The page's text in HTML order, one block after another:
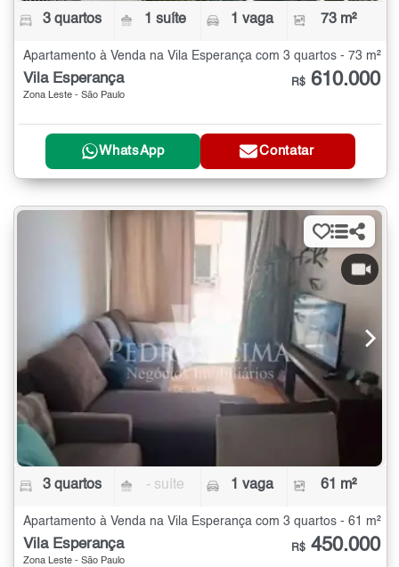
3 quartos 1 suíte 1 vaga 73 m²
Apartamento à Venda na Vila Esperança com 3 quartos - 73 m²
Vila Esperança
Zona Leste - São Paulo
R$ 610.000
WhatsApp Contatar
3 quartos - suíte 1 vaga 61 m²
Apartamento à Venda na Vila Esperança com 3 quartos - 61 m²
Vila Esperança
Zona Leste - São Paulo
R$ 450.000